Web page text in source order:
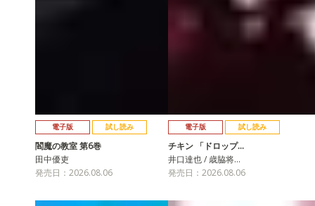
電子版 試し読み
閻魔の教室 第6巻
田中優吏
発売日：2026.08.06
電子版 試し読み
チキン 「ドロップ…
井口達也 / 歳脇将…
発売日：2026.08.06